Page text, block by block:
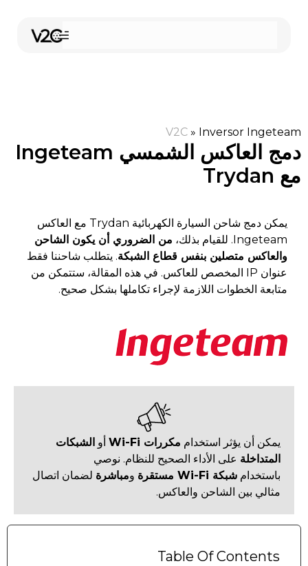
V2C » Inversor Ingeteam
دمج العاكس الشمسي Ingeteam
مع Trydan
يمكن دمج شاحن السيارة الكهربائية Trydan مع العاكس
Ingeteam. للقيام بذلك،
من الضروري أن يكون الشاحن
والعاكس متصلين بنفس قطاع الشبكة. يتطلب شاحننا فقط
عنوان IP المخصص للعاكس. في هذه المقالة، ستتمكن من
متابعة الخطوات اللازمة لإجراء تكاملها بشكل صحيح.
يمكن أن يؤثر استخدام مكررات Wi-Fi أو الشبكات
المتداخلة على الأداء الصحيح للنظام. نوصي
باستخدام شبكة Wi-Fi مستقرة ومباشرة لضمان اتصال
مثالي بين الشاحن والعاكس.
Table Of Contents